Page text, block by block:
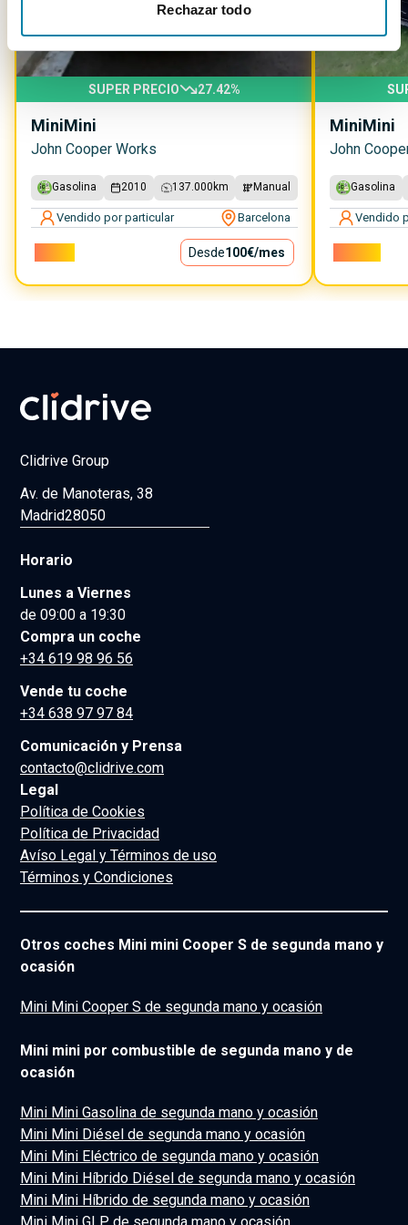
Rechazar todo
SUPER PRECIO 27.42%
MiniMini
John Cooper Works
Gasolina 2010 137.000 km Manual
Vendido por particular Barcelona
Desde100€/mes
MiniMini
John
Gasolina
Vendido
Clidrive Group
Av. de Manoteras, 38
Madrid28050
Horario
Lunes a Viernes
de 09:00 a 19:30
Compra un coche
+34 619 98 96 56
Vende tu coche
+34 638 97 97 84
Comunicación y Prensa
contacto@clidrive.com
Legal
Política de Cookies
Política de Privacidad
Avíso Legal y Términos de uso
Términos y Condiciones
Otros coches Mini mini Cooper S de segunda mano y
ocasión
Mini Mini Cooper S de segunda mano y ocasión
Mini mini por combustible de segunda mano y de
ocasión
Mini Mini Gasolina de segunda mano y ocasión
Mini Mini Diésel de segunda mano y ocasión
Mini Mini Eléctrico de segunda mano y ocasión
Mini Mini Híbrido Diésel de segunda mano y ocasión
Mini Mini Híbrido de segunda mano y ocasión